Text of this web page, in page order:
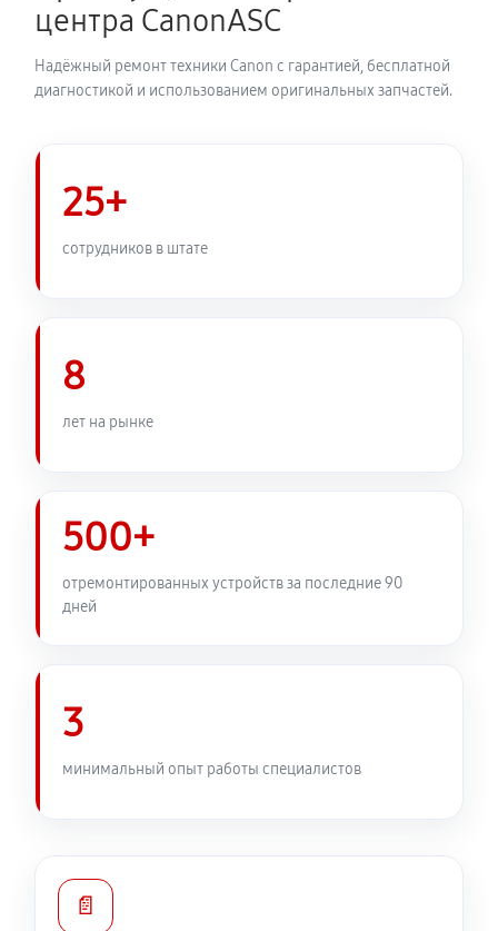
центра CanonASC
Надёжный ремонт техники Canon с гарантией, бесплатной
диагностикой и использованием оригинальных запчастей.
25+
сотрудников в штате
8
лет на рынке
500+
отремонтированных устройств за последние 90
дней
3
минимальный опыт работы специалистов
📄